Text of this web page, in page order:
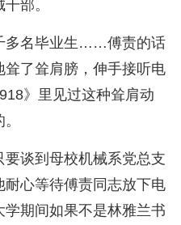
部。
多名毕业生……傅责的话
了耸肩膀，伸手接听电
》里见过这种耸肩动
谈到母校机械系党总支
心等待傅责同志放下电
期间如果不是林雅兰书